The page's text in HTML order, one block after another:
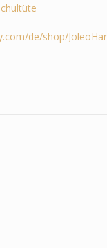
de/shop/